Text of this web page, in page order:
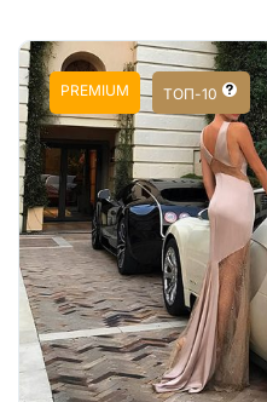
PREMIUM ТОП-10